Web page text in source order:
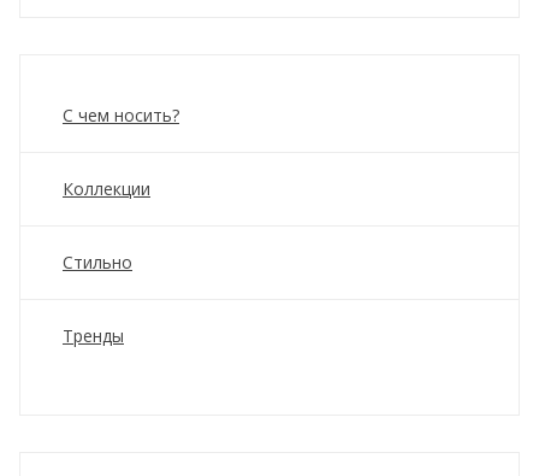
С чем носить?
Коллекции
Стильно
Тренды